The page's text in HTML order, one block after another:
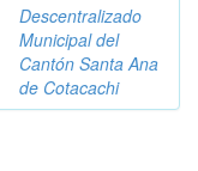
Descentralizado
Municipal del
Cantón Santa Ana
de Cotacachi